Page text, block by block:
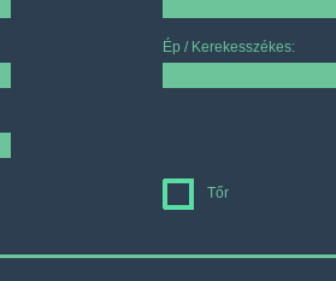
Ép / Kerekesszékes:
Tőr